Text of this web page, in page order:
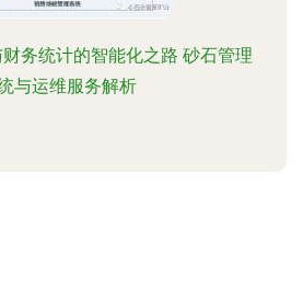
务统计的智能化之路 砂石管理
与运维服务解析